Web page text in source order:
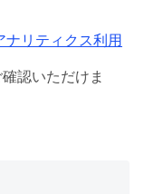
ナリティクス利用
認いただけま